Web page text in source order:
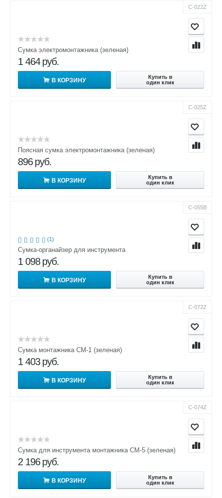
С-022Z
Сумка электромонтажника (зеленая)
1 464 руб.
В КОРЗИНУ
Купить в
один клик
С-025Z
Поясная сумка электромонтажника (зеленая)
896 руб.
В КОРЗИНУ
Купить в
один клик
С-055B
(1)
Сумка-органайзер для инструмента
1 098 руб.
В КОРЗИНУ
Купить в
один клик
С-072Z
Сумка монтажника СМ-1 (зеленая)
1 403 руб.
В КОРЗИНУ
Купить в
один клик
С-074Z
Сумка для инструмента монтажника СМ-5 (зеленая)
2 196 руб.
В КОРЗИНУ
Купить в
один клик